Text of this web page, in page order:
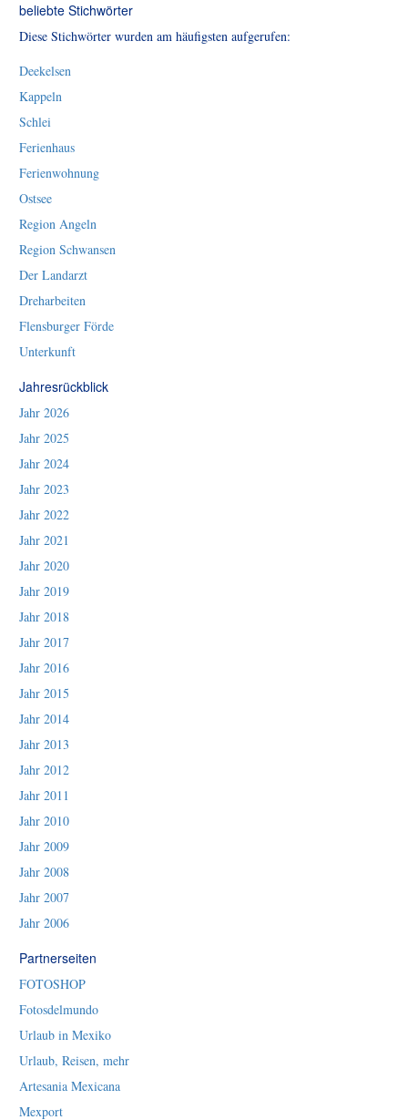
beliebte Stichwörter
Diese Stichwörter wurden am häufigsten aufgerufen:
Deekelsen
Kappeln
Schlei
Ferienhaus
Ferienwohnung
Ostsee
Region Angeln
Region Schwansen
Der Landarzt
Dreharbeiten
Flensburger Förde
Unterkunft
Jahresrückblick
Jahr 2026
Jahr 2025
Jahr 2024
Jahr 2023
Jahr 2022
Jahr 2021
Jahr 2020
Jahr 2019
Jahr 2018
Jahr 2017
Jahr 2016
Jahr 2015
Jahr 2014
Jahr 2013
Jahr 2012
Jahr 2011
Jahr 2010
Jahr 2009
Jahr 2008
Jahr 2007
Jahr 2006
Partnerseiten
FOTOSHOP
Fotosdelmundo
Urlaub in Mexiko
Urlaub, Reisen, mehr
Artesania Mexicana
Mexport